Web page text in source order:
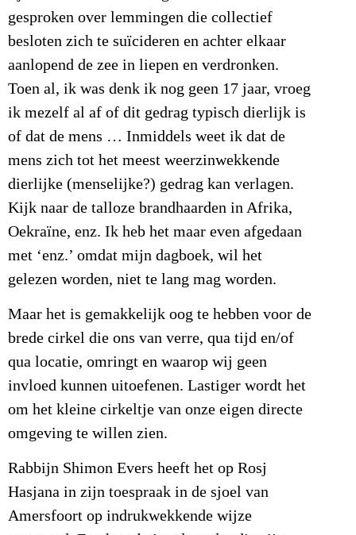
gesproken over lemmingen die collectief
besloten zich te suïcideren en achter elkaar
aanlopend de zee in liepen en verdronken.
Toen al, ik was denk ik nog geen 17 jaar, vroeg
ik mezelf al af of dit gedrag typisch dierlijk is
of dat de mens … Inmiddels weet ik dat de
mens zich tot het meest weerzinwekkende
dierlijke (menselijke?) gedrag kan verlagen.
Kijk naar de talloze brandhaarden in Afrika,
Oekraïne, enz. Ik heb het maar even afgedaan
met ‘enz.’ omdat mijn dagboek, wil het
gelezen worden, niet te lang mag worden.
Maar het is gemakkelijk oog te hebben voor de
brede cirkel die ons van verre, qua tijd en/of
qua locatie, omringt en waarop wij geen
invloed kunnen uitoefenen. Lastiger wordt het
om het kleine cirkeltje van onze eigen directe
omgeving te willen zien.
Rabbijn Shimon Evers heeft het op Rosj
Hasjana in zijn toespraak in de sjoel van
Amersfoort op indrukwekkende wijze